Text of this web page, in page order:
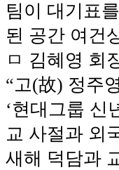
팀이 대기표
된 공간 여건
ㅁ 김혜영 회
“고(故) 정주
‘현대그룹 신
교 사절과 외
새해 덕담과